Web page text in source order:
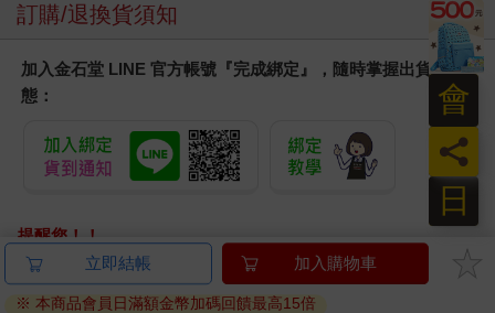
訂購/退換貨須知
加入金石堂 LINE 官方帳號『完成綁定』，隨時掌握出貨動
態：
提醒您！！
金石堂及銀行均不會請您操作ATM! 如接獲電話要求您前往
ATM提款機，請不要聽從指示，以免受騙上當！
立即結帳 加入購物車
※ 本商品會員日滿額金幣加碼回饋最高15倍
日
員
會